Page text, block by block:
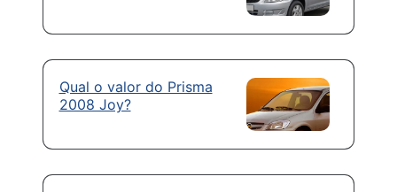
Qual o valor do Prisma
2008 Joy?